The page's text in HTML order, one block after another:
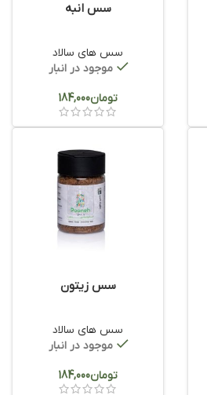
سس انبه
سس های سالاد
موجود در انبار
تومان
سس زیتون
سس های سالاد
موجود در انبار
تومان